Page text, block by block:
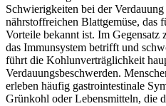
Schwierigkeiten bei der
nährstoffreichen Blattgemüse, das
Vorteile bekannt ist. Im
das Immunsystem betrifft und
führt die Kohlunverträglichkeit
Verdauungsbeschwerden.
erleben häufig gastrointestinale
Grünkohl oder Lebensmitteln, die